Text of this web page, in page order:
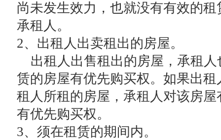
尚未发生效力，也就没有有效的
承租人。
2、出租人出卖租出的房屋。
出租人出售租出的房屋，承租人
赁的房屋有优先购买权。如果出
租人所租的房屋，承租人对该房
有优先购买权。
3、须在租赁的期间内。